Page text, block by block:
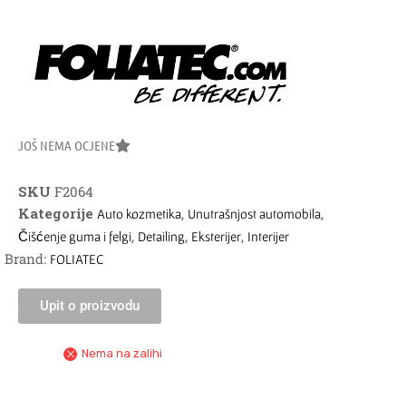
JOŠ NEMA OCJENE
SKU F2064
Kategorije Auto kozmetika, Unutrašnjost automobila,
Čišćenje guma i felgi, Detailing, Eksterijer, Interijer
Brand: FOLIATEC
Upit o proizvodu
Nema na zalihi